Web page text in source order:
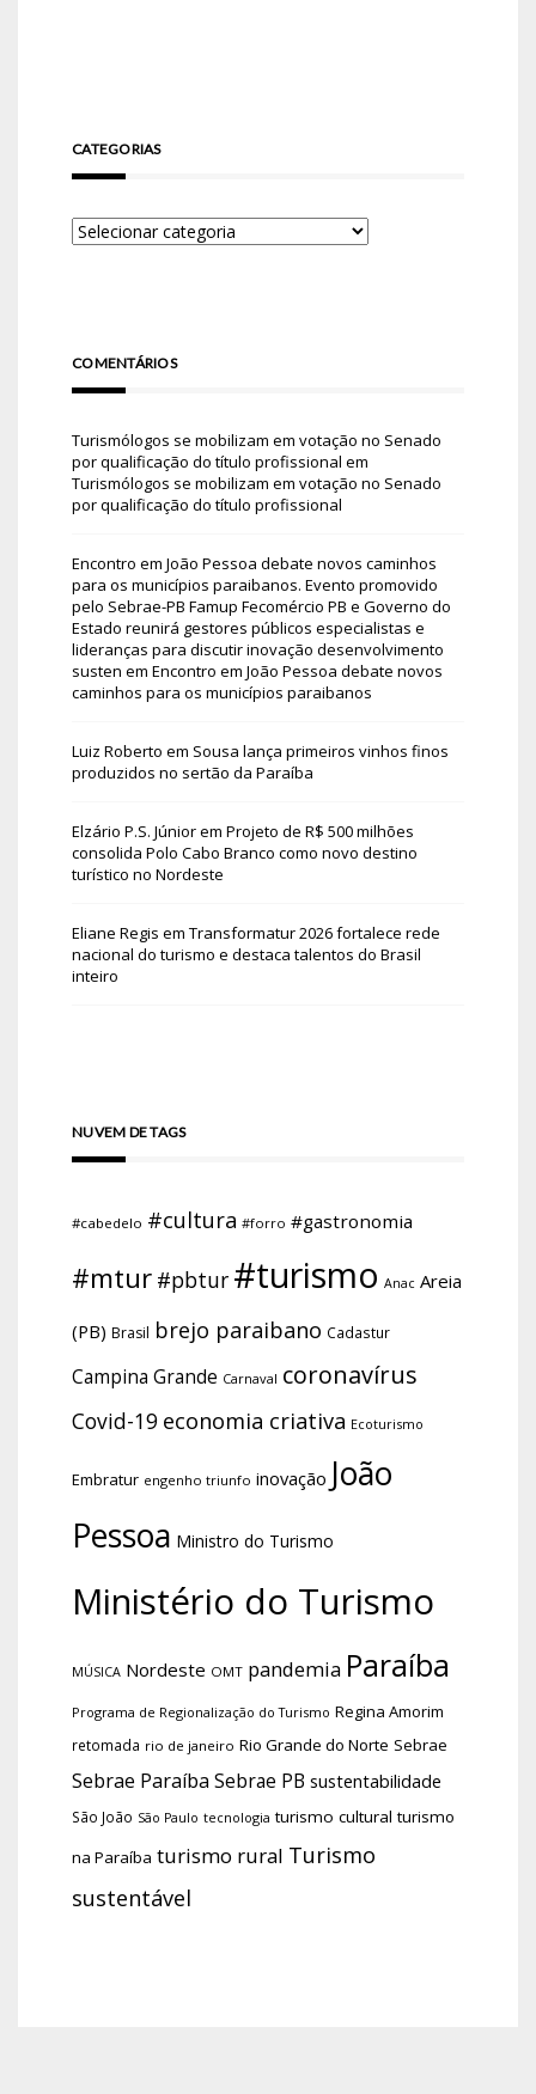
CATEGORIAS
COMENTÁRIOS
Turismólogos se mobilizam em votação no Senado
por qualificação do título profissional em
Turismólogos se mobilizam em votação no Senado
por qualificação do título profissional
Encontro em João Pessoa debate novos caminhos
para os municípios paraibanos. Evento promovido
pelo Sebrae-PB Famup Fecomércio PB e Governo do
Estado reunirá gestores públicos especialistas e
lideranças para discutir inovação desenvolvimento
susten em Encontro em João Pessoa debate novos
caminhos para os municípios paraibanos
Luiz Roberto em Sousa lança primeiros vinhos finos
produzidos no sertão da Paraíba
Elzário P.S. Júniorem Projeto de R$ 500 milhões
consolida Polo Cabo Branco como novo destino
turístico no Nordeste
Eliane Regis em Transformatur 2026 fortalece rede
nacional do turismo e destaca talentos do Brasil
inteiro
NUVEM DE TAGS
#cabedelo #cultura #forro #gastronomia
#mtur #pbtur #turismo Anac Areia
(PB) Brasil brejo paraibano Cadastur
Campina Grande Carnaval coronavírus
Covid-19 economia criativa Ecoturismo
Embratur engenho triunfo inovação João
Pessoa Ministro do Turismo
Ministério do Turismo
MÚSICA Nordeste OMT pandemia Paraíba
Programa de Regionalização do Turismo Regina Amorim
retomada rio de janeiro Rio Grande do Norte Sebrae
Sebrae Paraíba Sebrae PB sustentabilidade
São João São Paulo tecnologia turismo cultural turismo
na Paraíba turismo rural Turismo
sustentável